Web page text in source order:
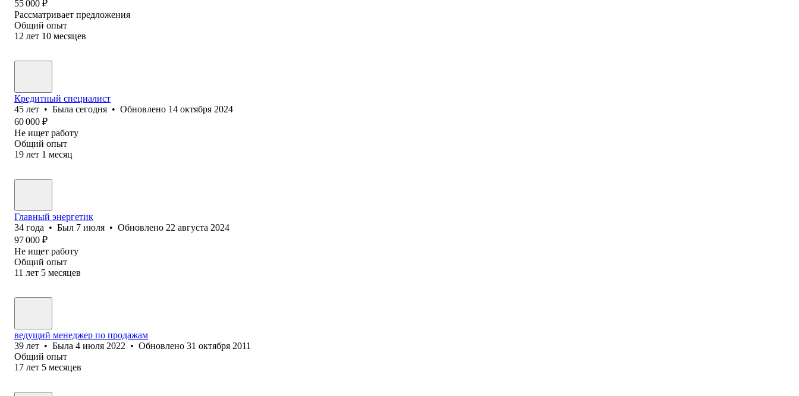
55 000 ₽
Рассматривает предложения
Общий опыт
12 лет 10 месяцев
Кредитный специалист
45 лет • Была сегодня • Обновлено 14 октября 2024
60 000 ₽
Не ищет работу
Общий опыт
19 лет 1 месяц
Главный энергетик
34 года • Был 7 июля • Обновлено 22 августа 2024
97 000 ₽
Не ищет работу
Общий опыт
11 лет 5 месяцев
ведущий менеджер по продажам
39 лет • Была 4 июля 2022 • Обновлено 31 октября 2011
Общий опыт
17 лет 5 месяцев